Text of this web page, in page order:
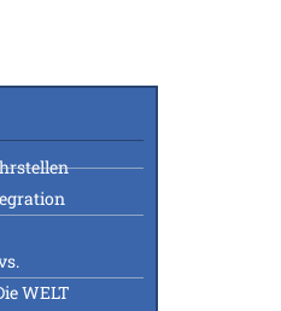
WELT